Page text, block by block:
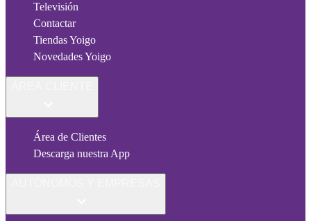
Televisión
Contactar
Tiendas Yoigo
Novedades Yoigo
Área de Clientes
Descarga nuestra App